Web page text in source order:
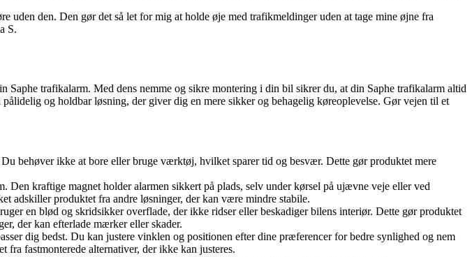
uden den. Den gør det så let for mig at holde øje med trafikmeldinger uden at tage mine øjne fra
S.
trafikalarm. Med dens nemme og sikre montering i din bil sikrer du, at din Saphe trafikalarm altid
og holdbar løsning, der giver dig en mere sikker og behagelig køreoplevelse. Gør vejen til et
behøver ikke at bore eller bruge værktøj, hvilket sparer tid og besvær. Dette gør produktet mere
Den kraftige magnet holder alarmen sikkert på plads, selv under kørsel på ujævne veje eller ved
adskiller produktet fra andre løsninger, der kan være mindre stabile.
en blød og skridsikker overflade, der ikke ridser eller beskadiger bilens interiør. Dette gør produktet
der kan efterlade mærker eller skader.
dig bedst. Du kan justere vinklen og positionen efter dine præferencer for bedre synlighed og nem
fastmonterede alternativer, der ikke kan justeres.